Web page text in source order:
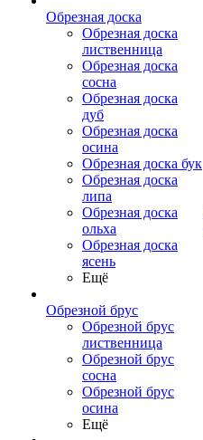
Обрезная доска
Обрезная доска
лиственница
Обрезная доска
сосна
Обрезная доска
дуб
Обрезная доска
осина
Обрезная доска бук
Обрезная доска
липа
Обрезная доска
ольха
Обрезная доска
ясень
Ещё
Обрезной брус
Обрезной брус
лиственница
Обрезной брус
сосна
Обрезной брус
осина
Ещё